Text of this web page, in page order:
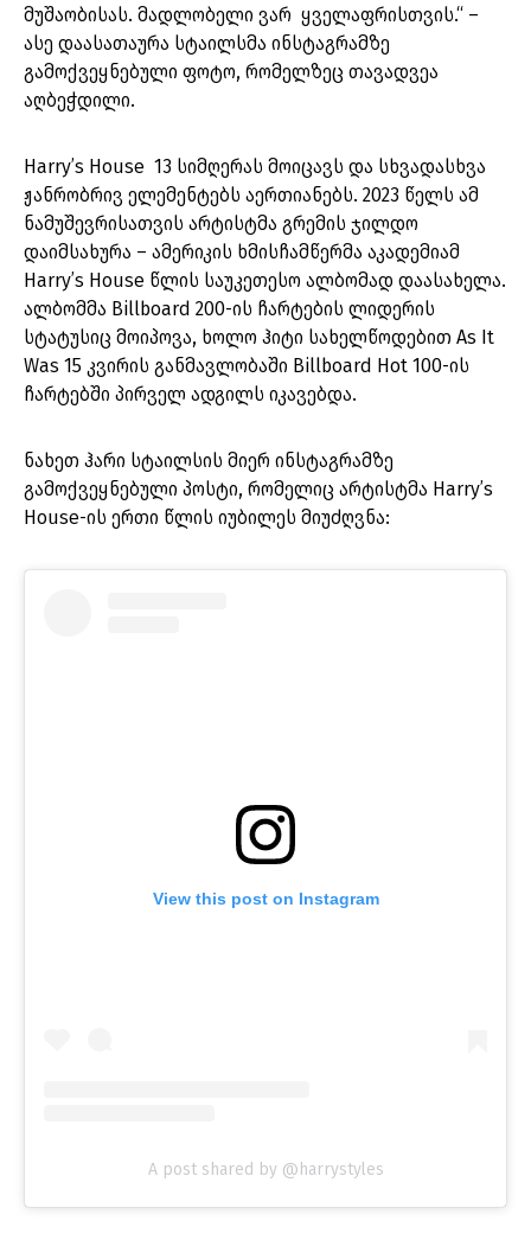
მუშაობისას. მადლობელი ვარ ყველაფრისთვის.“ –
ასე დაასათაურა სტაილსმა ინსტაგრამზე
გამოქვეყნებული ფოტო, რომელზეც თავადვეა
აღბეჭდილი.
Harry’s House 13 სიმღერას მოიცავს და სხვადასხვა
ჟანრობრივ ელემენტებს აერთიანებს. 2023 წელს ამ
ნამუშევრისათვის არტისტმა გრემის ჯილდო
დაიმსახურა – ამერიკის ხმისჩამწერმა აკადემიამ
Harry’s House წლის საუკეთესო ალბომად დაასახელა.
ალბომმა Billboard 200-ის ჩარტების ლიდერის
სტატუსიც მოიპოვა, ხოლო ჰიტი სახელწოდებით As It
Was 15 კვირის განმავლობაში Billboard Hot 100-ის
ჩარტებში პირველ ადგილს იკავებდა.
ნახეთ ჰარი სტაილსის მიერ ინსტაგრამზე
გამოქვეყნებული პოსტი, რომელიც არტისტმა Harry’s
House-ის ერთი წლის იუბილეს მიუძღვნა:
View this post on Instagram
A post shared by @harrystyles